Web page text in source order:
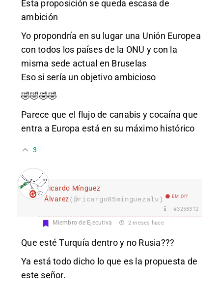
Esta proposición se queda escasa de
ambición
Yo propondría en su lugar una Unión Europea
con todos los países de la ONU y con la
misma sede actual en Bruselas
Eso si sería un objetivo ambicioso
🤣🤣🤣🤣
Parece que el flujo de canabis y cocaína que
entra a Europa está en su máximo histórico
3
Ricardo Mínguez
Álvarez(@ricargo85minguezalv) EM Off
#3258312
Miembro de Ejecutiva 2 meses hace
Que esté Turquía dentro y no Rusia???
Ya está todo dicho lo que es la propuesta de
este señor.